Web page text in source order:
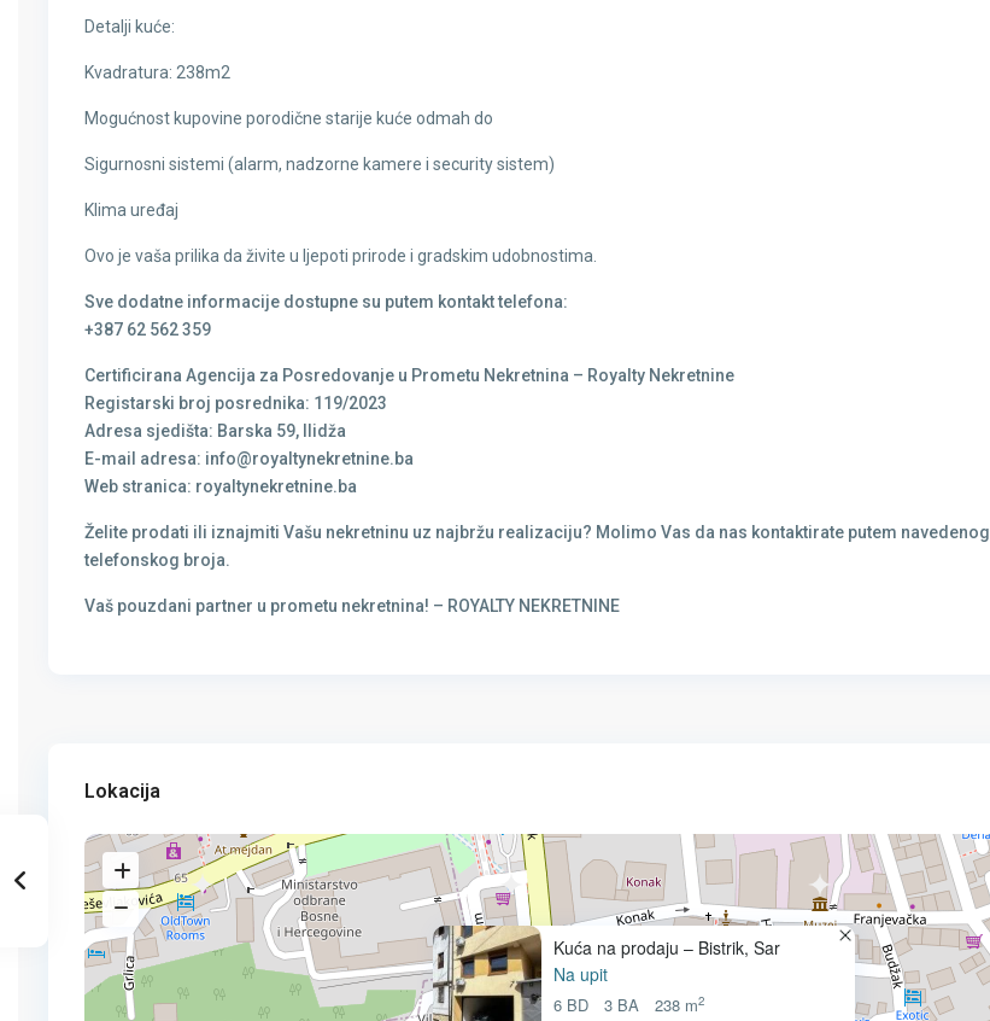
Detalji kuće:
Kvadratura: 238m2
Mogućnost kupovine porodične starije kuće odmah do
Sigurnosni sistemi (alarm, nadzorne kamere i security sistem)
Klima uređaj
Ovo je vaša prilika da živite u ljepoti prirode i gradskim udobnostima.
Sve dodatne informacije dostupne su putem kontakt telefona:
+387 62 562 359
Certificirana Agencija za Posredovanje u Prometu Nekretnina – Royalty Nekretnine
Registarski broj posrednika: 119/2023
Adresa sjedišta: Barska 59, Ilidža
E-mail adresa: info@royaltynekretnine.ba
Web stranica: royaltynekretnine.ba
Želite prodati ili iznajmiti Vašu nekretninu uz najbržu realizaciju? Molimo Vas da nas kontaktirate putem navedenog
telefonskog broja.
Vaš pouzdani partner u prometu nekretnina! – ROYALTY NEKRETNINE
Lokacija
Kuća na prodaju – Bistrik, Sar
Na upit
6 BD 3 BA 238 m2